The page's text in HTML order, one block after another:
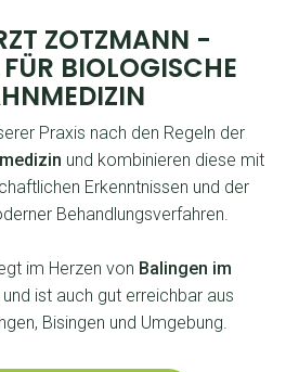
ZOTZMANN -
BIOLOGISCHE
Praxis nach den Regeln der
und kombinieren diese mit
Erkenntnissen und der
Behandlungsverfahren.
im Herzen von Balingen im
und ist auch gut erreichbar aus
Bisingen und Umgebung.